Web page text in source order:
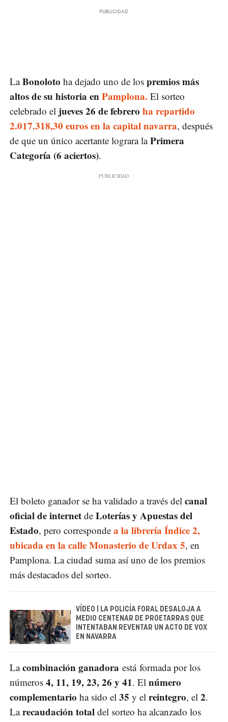
LaBonoloto ha dejado uno de los premios más
altos de su historia enPamplona. El sorteo
celebrado el jueves 26 de febrero ha repartido
2.017.318,30 euros en la capital navarra, después
de que un único acertante lograra laPrimera
Categoría (6 aciertos).
El boleto ganador se ha validado a través del canal
oficial de internet de Loterías y Apuestas del
Estado, pero corresponde a la librería Índice 2,
ubicada en la calle Monasterio de Urdax 5, en
Pamplona. La ciudad suma así uno de los premios
más destacados del sorteo.
VÍDEO | LA POLICÍA FORAL DESALOJA A
MEDIO CENTENAR DE PROETARRAS QUE
INTENTABAN REVENTAR UN ACTO DE VOX
EN NAVARRA
Lacombinación ganadora está formada por los
números 4, 11, 19, 23, 26 y 41. El número
complementario ha sido el 35 y el reintegro, el 2.
Larecaudación total del sorteo ha alcanzado los